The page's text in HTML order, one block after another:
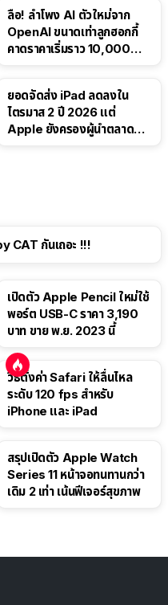
ลือ! ลำโพง AI ตัวใหม่จาก
OpenAI ขนาดเท่าลูกฮอกกี้
คาดราคาเริ่มราว 10,000
ยอดจัดส่ง iPad ลดลงใน
ไตรมาส 2 ปี 2026 แต่
Apple ยังครองผู้นำตลาด
CAT กันเถอะ !!!
เปิดตัว Apple Pencil ใหม่ใช้
พอร์ต USB-C ราคา 3,190
บาท ขาย พ.ย. 2023 นี้
วิธีตั้งค่า Safari ให้ลื่นไหล
ระดับ 120 fps สำหรับ
iPhone และ iPad
สรุปเปิดตัว Apple Watch
Series 11 หน้าจอทนทานกว่า
เดิม 2 เท่า เน้นฟีเจอร์สุขภาพ